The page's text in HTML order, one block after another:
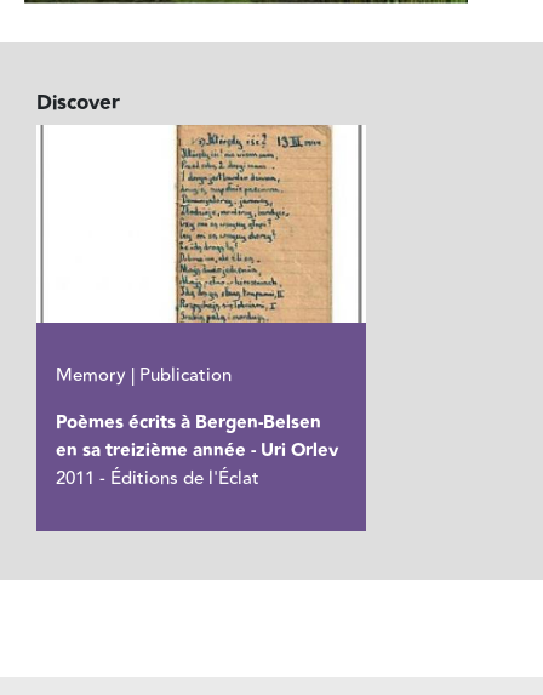
Discover
Memory | Publication
Poèmes écrits à Bergen-Belsen
en sa treizième année - Uri Orlev
2011 - Éditions de l'Éclat